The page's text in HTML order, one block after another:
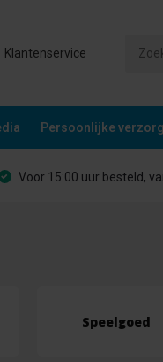
Klantenservice
Persoonlijke
Voor 15:00 uur besteld,
Speelgoed